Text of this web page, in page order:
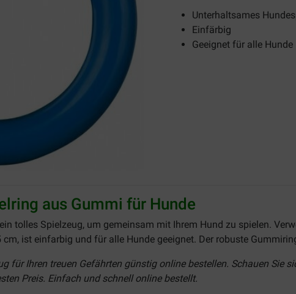
Unterhaltsames
Einfärbig
Geeignet für alle Hunde
aus Gummi für Hunde
tolles Spielzeug, um gemeinsam mit Ihrem Hund zu spielen.
cm, ist einfarbig und für alle Hunde geeignet. Der robuste
für Ihren treuen Gefährten günstig online bestellen. Schauen Sie
Preis. Einfach und schnell online bestellt.